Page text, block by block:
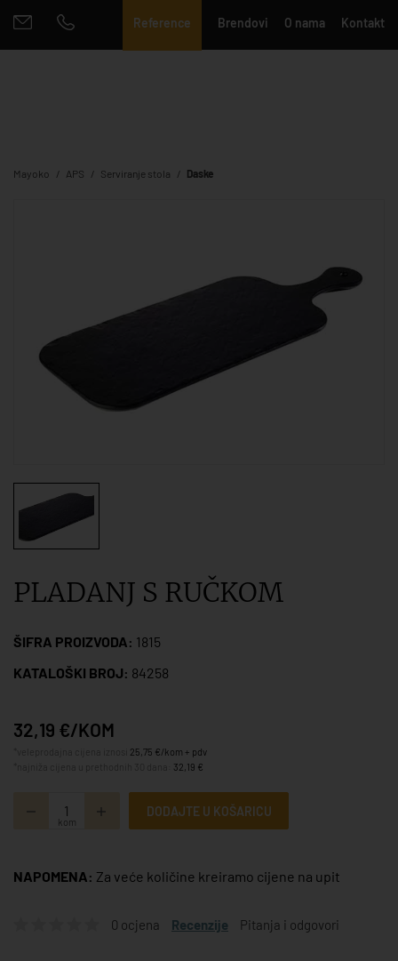
Reference Brendovi O nama Kontakt
Mayoko APS Serviranje stola Daske
PLADANJ S RUČKOM
ŠIFRA PROIZVODA: 1815
KATALOŠKI BROJ: 84258
32,19 €/KOM
25,75 €/kom + pdv
32,19 €
kom
DODAJTE U KOŠARICU
NAPOMENA: Za veće količine kreiramo cijene na upit
0 ocjena Recenzije Pitanja i odgovori